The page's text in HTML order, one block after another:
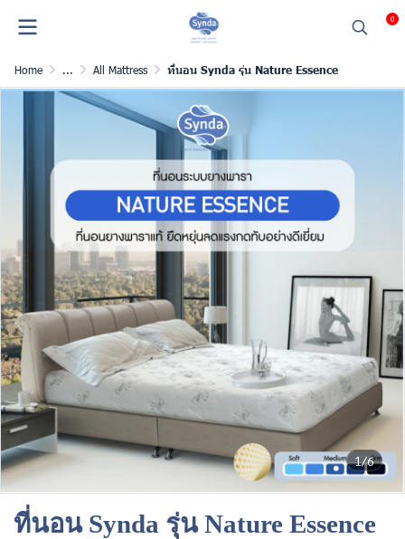
0
Home ... All Mattress ที่นอน Synda รุ่น Nature Essence
1/6
ที่นอน Synda รุ่น Nature Essence